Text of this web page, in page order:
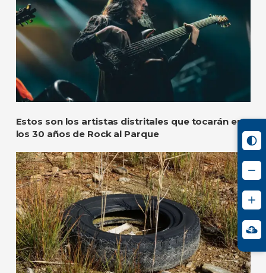
Estos son los artistas distritales que tocarán en
los 30 años de Rock al Parque